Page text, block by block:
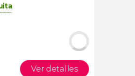
Ver detalles